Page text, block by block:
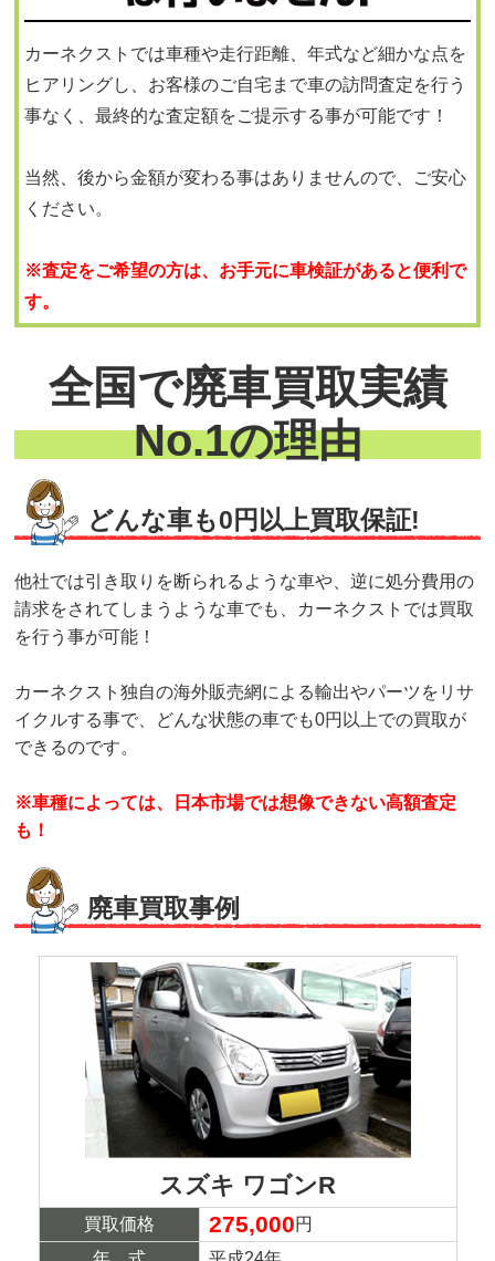
カーネクストでは車種や走行距離、年式など細かな点を
ヒアリングし、お客様のご自宅まで車の訪問査定を行う
事なく、最終的な査定額をご提示する事が可能です！
当然、後から金額が変わる事はありませんので、ご安心
ください。
※査定をご希望の方は、お手元に車検証があると便利で
す。
全国で廃車買取実績
No.1の理由
どんな車も0円以上買取保証!
他社では引き取りを断られるような車や、逆に処分費用の
請求をされてしまうような車でも、カーネクストでは買取
を行う事が可能！
カーネクスト独自の海外販売網による輸出やパーツをリサ
イクルする事で、どんな状態の車でも0円以上での買取が
できるのです。
※車種によっては、日本市場では想像できない高額査定
も！
廃車買取事例
スズキ ワゴンR
買取価格 275,000円